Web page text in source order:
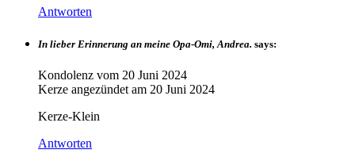
Antworten
In lieber Erinnerung an meine Opa-Omi, Andrea. says:
Kondolenz vom 20 Juni 2024
Kerze angezündet am 20 Juni 2024
Kerze-Klein
Antworten